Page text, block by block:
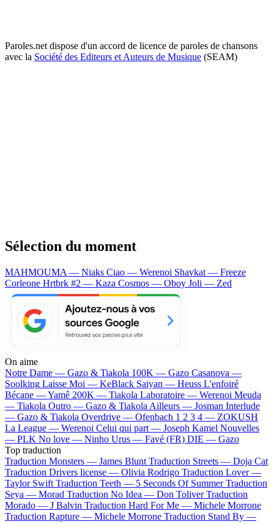
Paroles.net dispose d'un accord de licence de paroles de chansons
avec la Société des Editeurs et Auteurs de Musique (SEAM)
Sélection du moment
MAHMOUMA — Niaks Ciao — Werenoi Shavkat — Freeze
Corleone Hrtbrk #2 — Kaza Cosmos — Oboy Joli — Zed
On aime
Notre Dame — Gazo & Tiakola 100K — Gazo Casanova —
Soolking Laisse Moi — KeBlack Saiyan — Heuss L'enfoiré
Bécane —Yamê 200K — Tiakola Laboratoire — Werenoi Meuda
— Tiakola Outro — Gazo & Tiakola Ailleurs — Josman Interlude
— Gazo & Tiakola Overdrive — Ofenbach 1 2 3 4 — ZOKUSH
La League — Werenoi Celui qui part — Joseph Kamel Nouvelles
— PLK No love — Ninho Urus — Favé (FR) DIE — Gazo
Top traduction
Traduction Monsters — James Blunt Traduction Streets — Doja Cat
Traduction Drivers license — Olivia Rodrigo Traduction Lover —
Taylor Swift Traduction Teeth — 5 Seconds Of Summer Traduction
Seya — Morad Traduction No Idea — Don Toliver Traduction
Morado — J Balvin Traduction Hard For Me — Michele Morrone
Traduction Rapture — Michele Morrone Traduction Stand By —